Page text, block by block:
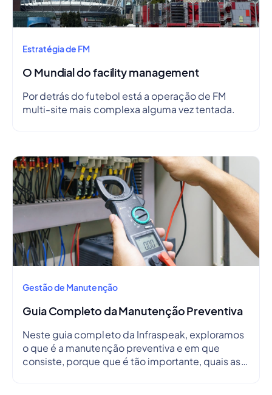
Estratégia de FM
O Mundial do facility management
Por detrás do futebol está a operação de FM
multi-site mais complexa alguma vez tentada.
Gestão de Manutenção
Guia Completo da Manutenção Preventiva
Neste guia completo da Infraspeak, exploramos
o que é a manutenção preventiva e em que
consiste, porque que é tão importante, quais as